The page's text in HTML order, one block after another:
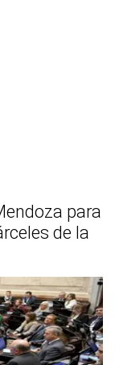
para
de la